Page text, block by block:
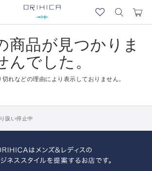
商品が見つかりま
んでした。
れなどの理由により表示しておりません。
扱い停止中